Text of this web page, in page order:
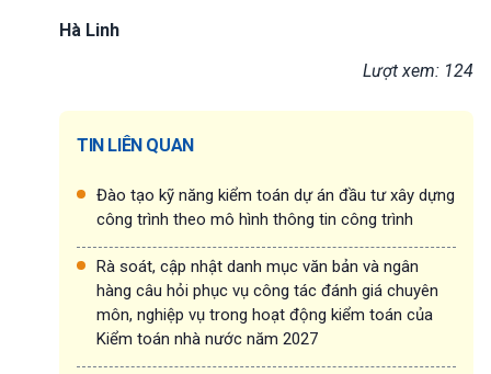
Hà Linh
Lượt xem: 124
TIN LIÊN QUAN
Đào tạo kỹ năng kiểm toán dự án đầu tư xây dựng
công trình theo mô hình thông tin công trình
Rà soát, cập nhật danh mục văn bản và ngân
hàng câu hỏi phục vụ công tác đánh giá chuyên
môn, nghiệp vụ trong hoạt động kiểm toán của
Kiểm toán nhà nước năm 2027